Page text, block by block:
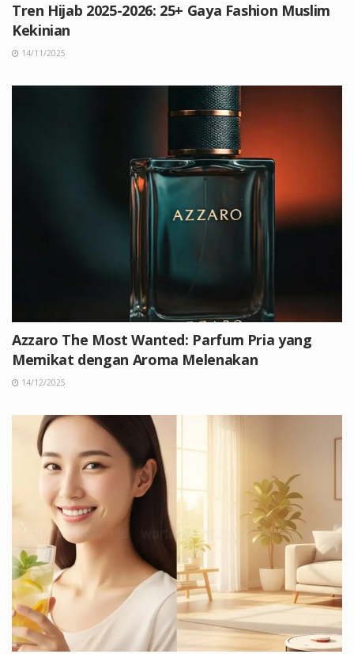
Tren Hijab 2025-2026: 25+ Gaya Fashion Muslim
Kekinian
14/11/2025
Azzaro The Most Wanted: Parfum Pria yang
Memikat dengan Aroma Melenakan
14/12/2025